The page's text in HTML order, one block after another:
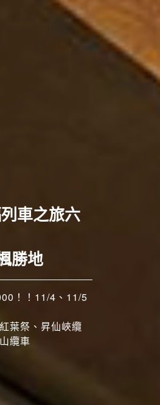
車之旅六
勝地
！！11/4、11/5
葉祭、昇仙峽纜
纜車